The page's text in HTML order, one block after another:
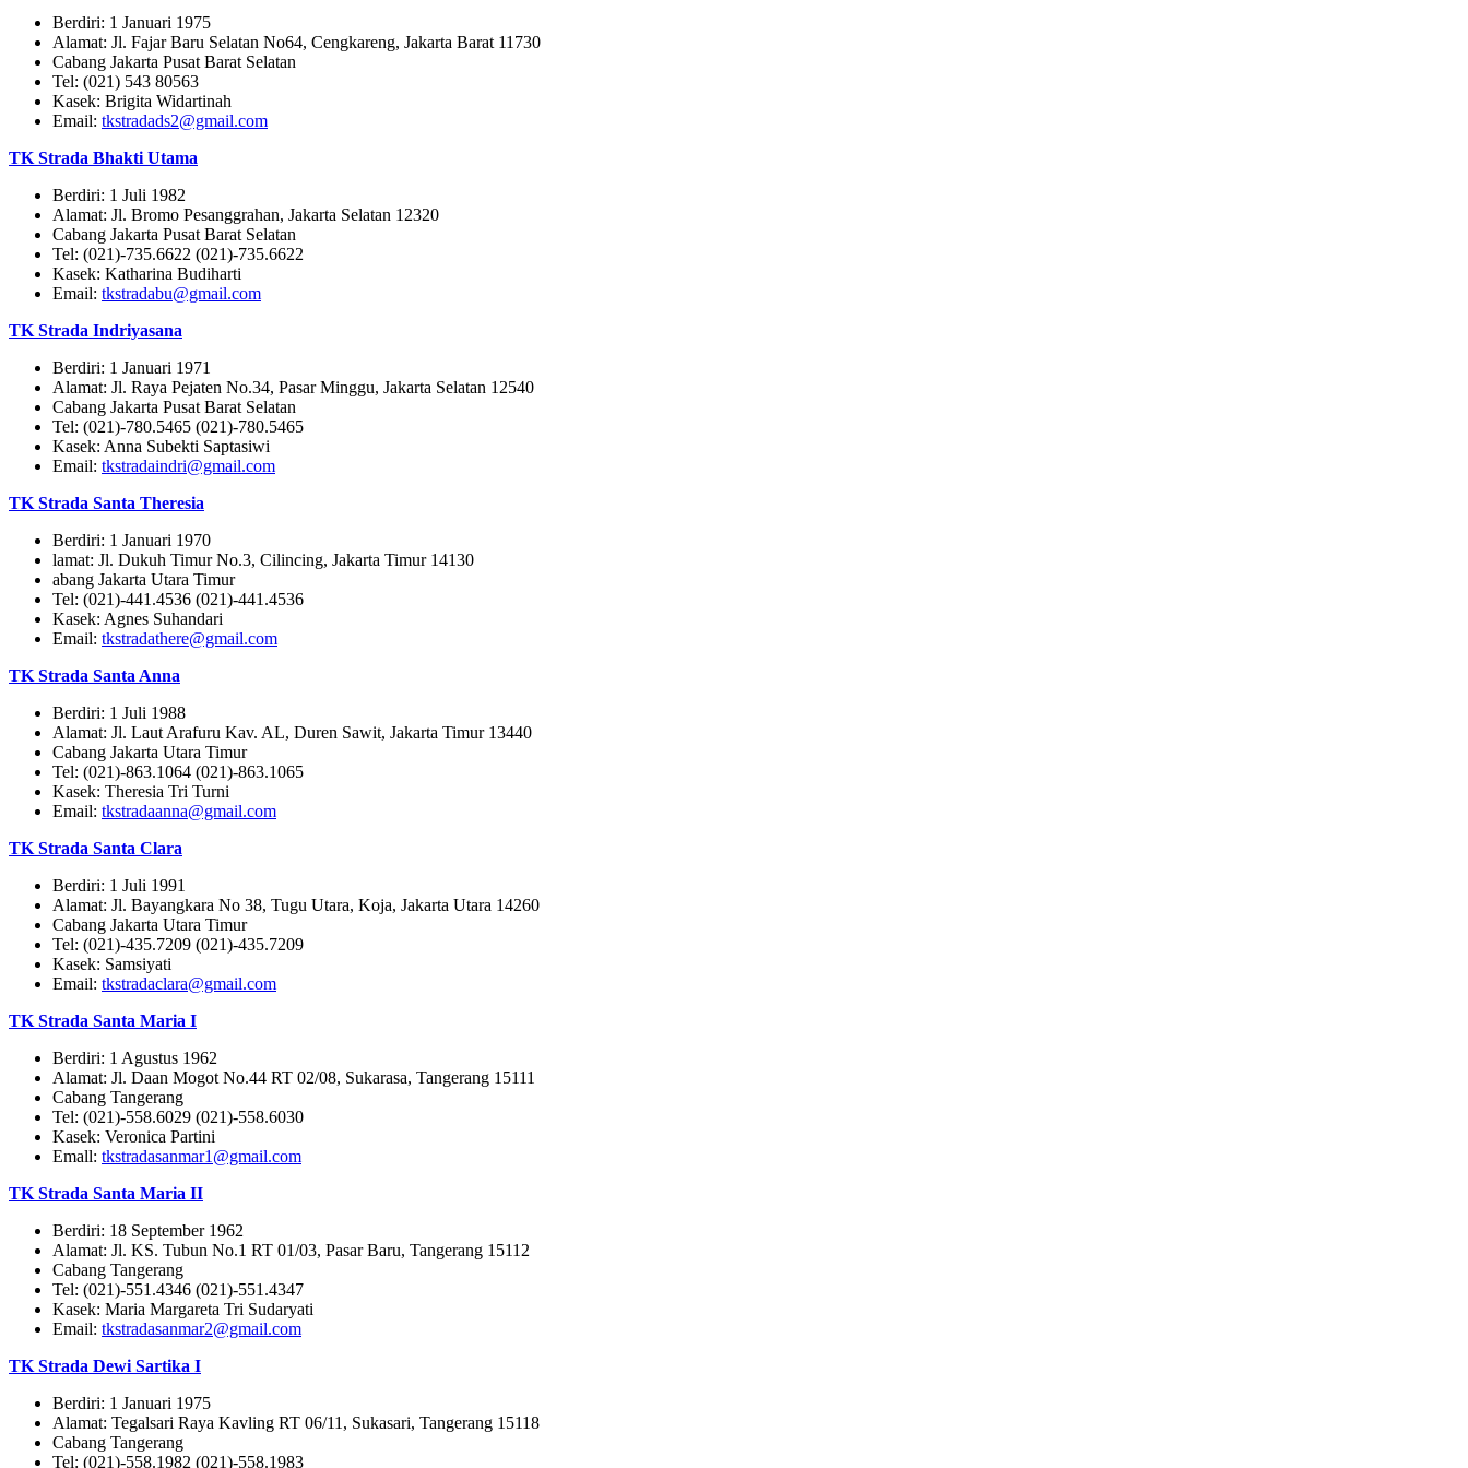
Berdiri: 1 Januari 1975
Alamat: Jl. Fajar Baru Selatan No64, Cengkareng, Jakarta Barat 11730
Cabang Jakarta Pusat Barat Selatan
Tel: (021) 543 80563
Kasek: Brigita Widartinah
Email: tkstradads2@gmail.com
TK Strada Bhakti Utama
Berdiri: 1 Juli 1982
Alamat: Jl. Bromo Pesanggrahan, Jakarta Selatan 12320
Cabang Jakarta Pusat Barat Selatan
Tel: (021)-735.6622 (021)-735.6622
Kasek: Katharina Budiharti
Email: tkstradabu@gmail.com
TK Strada Indriyasana
Berdiri: 1 Januari 1971
Alamat: Jl. Raya Pejaten No.34, Pasar Minggu, Jakarta Selatan 12540
Cabang Jakarta Pusat Barat Selatan
Tel: (021)-780.5465 (021)-780.5465
Kasek: Anna Subekti Saptasiwi
Email: tkstradaindri@gmail.com
TK Strada Santa Theresia
Berdiri: 1 Januari 1970
lamat: Jl. Dukuh Timur No.3, Cilincing, Jakarta Timur 14130
abang Jakarta Utara Timur
Tel: (021)-441.4536 (021)-441.4536
Kasek: Agnes Suhandari
Email: tkstradathere@gmail.com
TK Strada Santa Anna
Berdiri: 1 Juli 1988
Alamat: Jl. Laut Arafuru Kav. AL, Duren Sawit, Jakarta Timur 13440
Cabang Jakarta Utara Timur
Tel: (021)-863.1064 (021)-863.1065
Kasek: Theresia Tri Turni
Email: tkstradaanna@gmail.com
TK Strada Santa Clara
Berdiri: 1 Juli 1991
Alamat: Jl. Bayangkara No 38, Tugu Utara, Koja, Jakarta Utara 14260
Cabang Jakarta Utara Timur
Tel: (021)-435.7209 (021)-435.7209
Kasek: Samsiyati
Email: tkstradaclara@gmail.com
TK Strada Santa Maria I
Berdiri: 1 Agustus 1962
Alamat: Jl. Daan Mogot No.44 RT 02/08, Sukarasa, Tangerang 15111
Cabang Tangerang
Tel: (021)-558.6029 (021)-558.6030
Kasek: Veronica Partini
Emall: tkstradasanmar1@gmail.com
TK Strada Santa Maria II
Berdiri: 18 September 1962
Alamat: Jl. KS. Tubun No.1 RT 01/03, Pasar Baru, Tangerang 15112
Cabang Tangerang
Tel: (021)-551.4346 (021)-551.4347
Kasek: Maria Margareta Tri Sudaryati
Email: tkstradasanmar2@gmail.com
TK Strada Dewi Sartika I
Berdiri: 1 Januari 1975
Alamat: Tegalsari Raya Kavling RT 06/11, Sukasari, Tangerang 15118
Cabang Tangerang
Tel: (021)-558.1982 (021)-558.1983